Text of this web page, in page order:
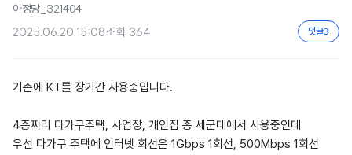
아정당_321404
2025.06.20 15:08조회 364 댓글3
기존에 KT를 장기간 사용중입니다.
4층짜리 다가구주택, 사업장, 개인집 총 세군데에서 사용중인데
우선 다가구 주택에 인터넷 회선은 1Gbps 1회선, 500Mbps 1회선